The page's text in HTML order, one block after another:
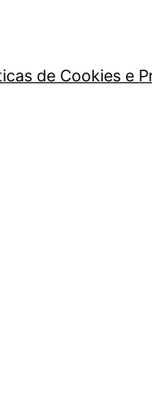
de Cookies e